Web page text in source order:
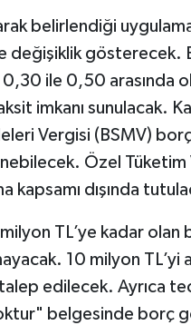
belirlendiği
değişiklik gösterecek.
ile 0,50 arasında
imkanı sunulacak.
Vergisi (BSMV)
Özel Tüketim
kapsamı dışında
TL’ye kadar olan
10 milyon TL’yi
talep edilecek. Ayrıca
belgesinde borç